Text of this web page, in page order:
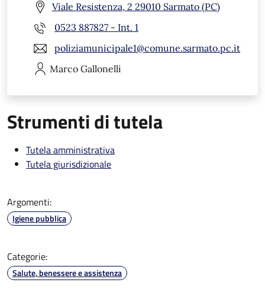
Viale Resistenza, 2 29010 Sarmato (PC)
0523 887827 - Int. 1
poliziamunicipale1@comune.sarmato.pc.it
Marco Gallonelli
Strumenti di tutela
Tutela amministrativa
Tutela giurisdizionale
Argomenti:
Igiene pubblica
Categorie:
Salute, benessere e assistenza